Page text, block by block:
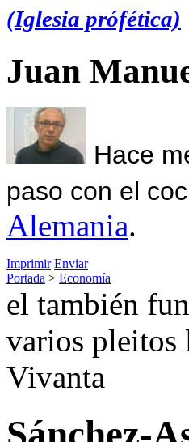
(Iglesia prófética)
Juan
Hace
paso con el
Alemania.
Imprimir Enviar
Portada > Economía
el también
varios pleitos
Vivanta